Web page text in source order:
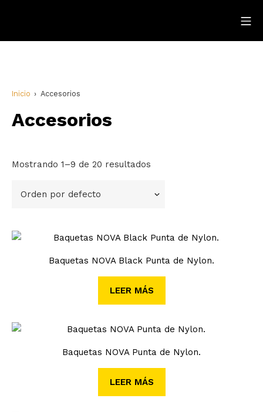
Inicio Accesorios
Accesorios
Mostrando 1–9 de 20 resultados
Baquetas NOVA Black Punta de Nylon.
LEER MÁS
Baquetas NOVA Punta de Nylon.
LEER MÁS